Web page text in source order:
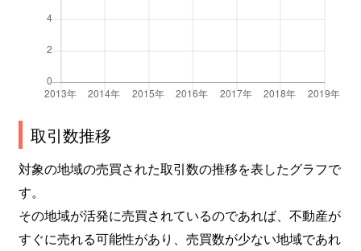
取引数推移
対象の地域の売買された取引数の推移を表したグラフで
す。
その地域が活発に売買されているのであれば、不動産が
すぐに売れる可能性があり、売買数が少ない地域であれ